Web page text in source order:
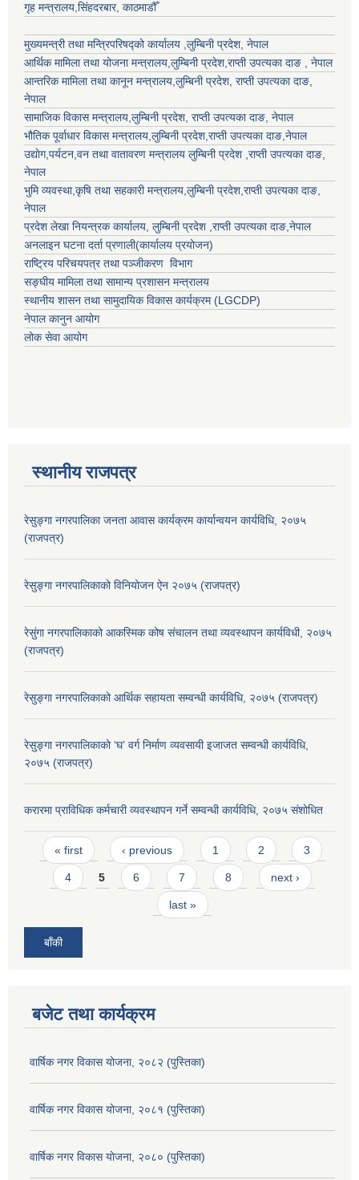
गृह मन्त्रालय,सिंहदरबार, काठमाडौँ
मुख्यमन्त्री तथा मन्त्रिपरिषद्को कार्यालय ,लुम्बिनी प्रदेश, नेपाल
आर्थिक मामिला तथा योजना मन्त्रालय,लुम्बिनी प्रदेश,राप्ती उपत्यका दाङ , नेपाल
आन्तरिक मामिला तथा कानून मन्त्रालय,लुम्बिनी प्रदेश, राप्ती उपत्यका दाङ,
नेपाल
सामाजिक विकास मन्त्रालय,लुम्बिनी प्रदेश, राप्ती उपत्यका दाङ, नेपाल
भौतिक पूर्वाधार विकास मन्त्रालय,लुम्बिनी प्रदेश,राप्ती उपत्यका दाङ,नेपाल
उद्याेग,पर्यटन,वन तथा वातावरण मन्त्रालय लुम्बिनी प्रदेश ,राप्ती उपत्यका दाङ,
नेपाल
भुमि व्यवस्था,कृषि तथा सहकारी मन्त्रालय,लुम्बिनी प्रदेश,राप्ती उपत्यका दाङ,
नेपाल
प्रदेश लेखा नियन्त्रक कार्यालय, लुम्बिनी प्रदेश ,राप्ती उपत्यका दाङ,नेपाल
अनलाइन घटना दर्ता प्रणाली(कार्यालय प्रयोजन)
राष्ट्रिय परिचयपत्र तथा पञ्जीकरण विभाग
सङ्घीय मामिला तथा सामान्य प्रशासन मन्त्रालय
स्थानीय शासन तथा सामुदायिक विकास कार्यक्रम (LGCDP)
नेपाल कानुन आयोग
लोक सेवा आयोग
स्थानीय राजपत्र
रेसुङ्गा नगरपालिका जनता आवास कार्यक्रम कार्यान्वयन कार्यविधि, २०७५
(राजपत्र)
रेसुङ्गा नगरपालिकाको विनियोजन ऐन २०७५ (राजपत्र)
रेसुंगा नगरपालिकाको आकस्मिक कोष संचालन तथा व्यवस्थापन कार्यविधी, २०७५
(राजपत्र)
रेसुङ्गा नगरपालिकाको आर्थिक सहायता सम्वन्धी कार्यविधि, २०७५ (राजपत्र)
रेसुङ्गा नगरपालिकाको ‘घ’ वर्ग निर्माण व्यवसायी इजाजत सम्वन्धी कार्यविधि,
२०७५ (राजपत्र)
करारमा प्राविधिक कर्मचारी व्यवस्थापन गर्ने सम्वन्धी कार्यविधि, २०७५ संशोधित
Pages
« first ‹ previous 1 2 3
4 5 6 7 8 next ›
last »
बाँकी
बजेट तथा कार्यक्रम
वार्षिक नगर विकास योजना, २०८२ (पुस्तिका)
वार्षिक नगर विकास योजना, २०८१ (पुस्तिका)
वार्षिक नगर विकास योजना, २०८० (पुस्तिका)